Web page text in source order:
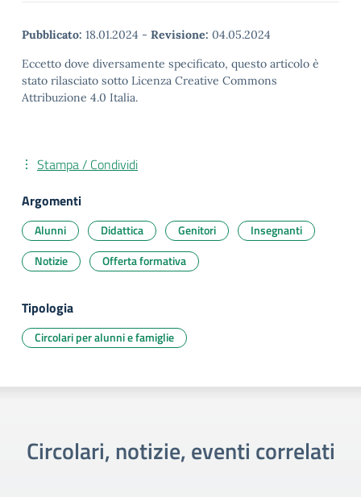
Pubblicato: 18.01.2024 - Revisione: 04.05.2024
Eccetto dove diversamente specificato, questo articolo è
stato rilasciato sotto Licenza Creative Commons
Attribuzione 4.0 Italia.
Stampa / Condividi
Argomenti
Alunni Didattica Genitori
Insegnanti
Notizie
Offerta formativa
Tipologia
Circolari per alunni e famiglie
Circolari, notizie, eventi correlati